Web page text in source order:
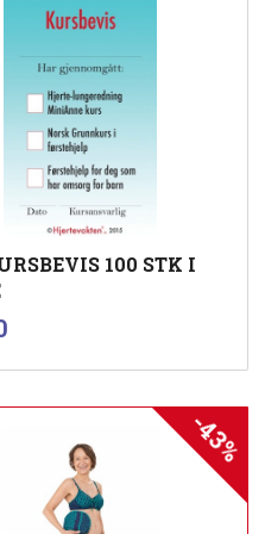
100 STK I
mva.
-43%